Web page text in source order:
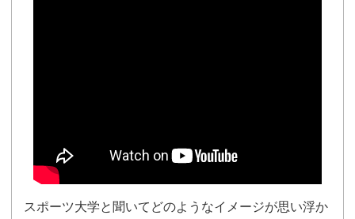
スポーツ大学と聞いてどのようなイメージが思い浮か